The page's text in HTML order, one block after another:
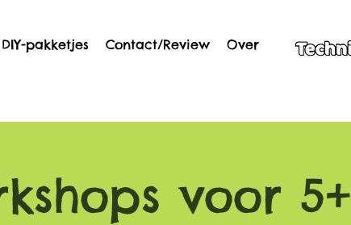
DIY-pakketjes Contact/Review Over
voor 5+